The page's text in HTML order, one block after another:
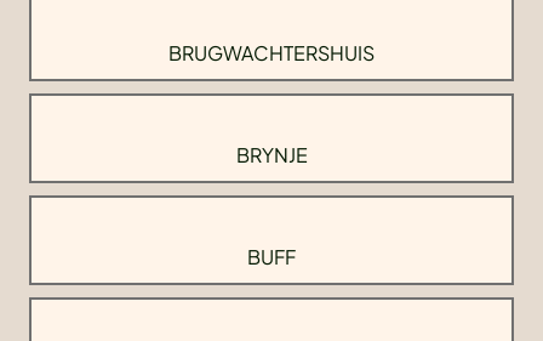
BRUGWACHTERSHUIS
BRYNJE
BUFF